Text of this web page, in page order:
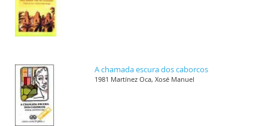
A chamada escura dos caborcos
1981 Martínez Oca, Xosé Manuel